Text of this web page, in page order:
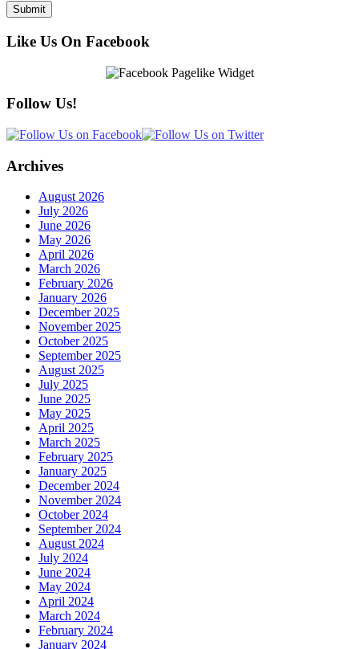
Like Us On Facebook
Follow Us!
Archives
August 2026
July 2026
June 2026
May 2026
April 2026
March 2026
February 2026
January 2026
December 2025
November 2025
October 2025
September 2025
August 2025
July 2025
June 2025
May 2025
April 2025
March 2025
February 2025
January 2025
December 2024
November 2024
October 2024
September 2024
August 2024
July 2024
June 2024
May 2024
April 2024
March 2024
February 2024
January 2024